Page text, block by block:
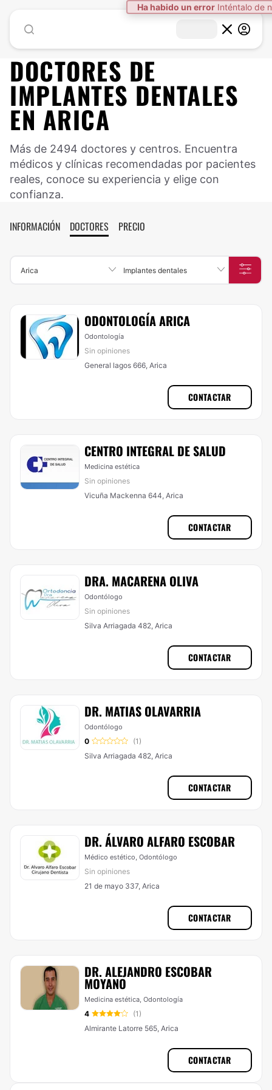
Ha habido un error Inténtalo de
DOCTORES DE
IMPLANTES DENTALES
EN ARICA
Más de 2494 doctores y centros. Encuentra
médicos y clínicas recomendadas por pacientes
reales, conoce su experiencia y elige con
confianza.
INFORMACIÓN DOCTORES PRECIO
Arica Implantes dentales
ODONTOLOGÍA ARICA
Odontología
Sin opiniones
General lagos 666, Arica
CONTACTAR
CENTRO INTEGRAL DE SALUD
Medicina estética
Sin opiniones
Vicuña Mackenna 644, Arica
CONTACTAR
DRA. MACARENA OLIVA
Odontólogo
Sin opiniones
Silva Arriagada 482, Arica
CONTACTAR
DR. MATIAS OLAVARRIA
Odontólogo
0
(1)
Silva Arriagada 482, Arica
CONTACTAR
DR. ÁLVARO ALFARO ESCOBAR
Médico estético, Odontólogo
Sin opiniones
21 de mayo 337, Arica
CONTACTAR
DR. ALEJANDRO ESCOBAR
MOYANO
Medicina estética, Odontología
4
(1)
Almirante Latorre 565, Arica
CONTACTAR